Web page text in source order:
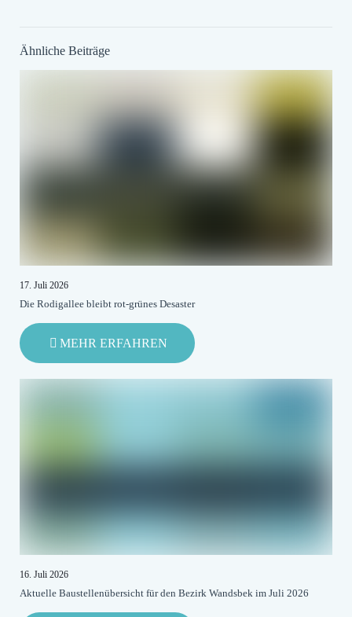
Ähnliche Beiträge
17. Juli 2026
Die Rodigallee bleibt rot-grünes Desaster
MEHR ERFAHREN
DIE
16. Juli 2026
Aktuelle Baustellenübersicht für den Bezirk Wandsbek im Juli 2026